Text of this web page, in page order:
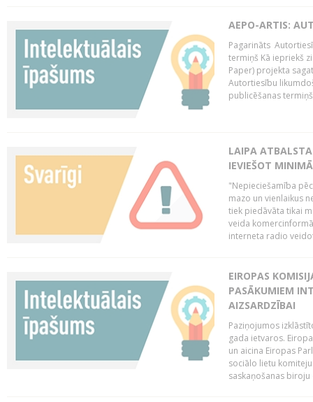
AEPO-ARTIS:
Pagarināts
termiņš Kā iepriekš
Paper) projekta
Autortiesību
publicēšanas
LAIPA
IEVIEŠOT
"Nepieciešamība
mazo un vienlaikus
tiek piedāvāta tikai
veida
interneta radio
EIROPAS
PASĀKUMIEM
AIZSARDZĪBAI
Paziņojumos
gada ietvaros.
un aicina Eiropas
sociālo lietu
saskaņošanas biroju